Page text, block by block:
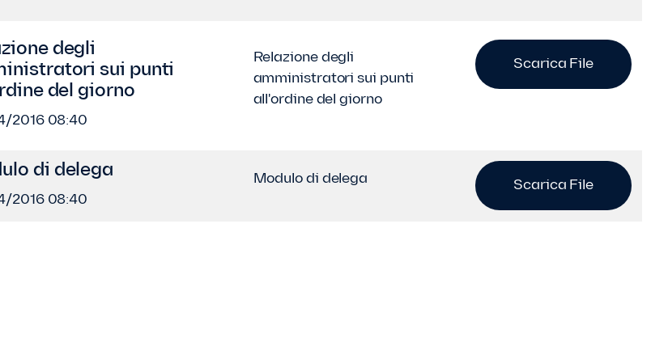
degli
sui punti
del giorno
2016 08:40
Relazione degli
amministratori sui punti
all'ordine del giorno
Scarica File
di delega
2016 08:40
Modulo di delega Scarica File